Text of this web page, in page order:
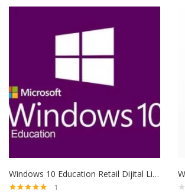
Windows 10 Education Retail Dijital Lisans Anahtarı
1